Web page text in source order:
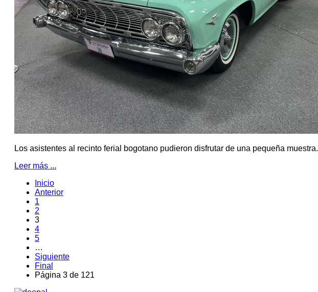
Los asistentes al recinto ferial bogotano pudieron disfrutar de una pequeña muestra.
Leer más ...
Inicio
Anterior
1
2
3
4
5
…
Siguiente
Final
Página 3 de 121